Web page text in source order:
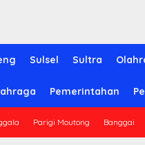
Sulsel Sultra
Pemerintahan
Parigi Moutong Banggai